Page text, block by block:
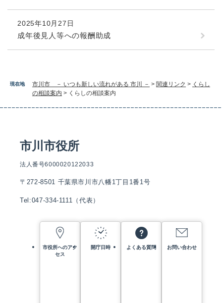
現在地 市川市 － いつも新しい流れがある 市川 － > 関連リンク > くらし
の相談案内 > くらしの相談案内
2025年10月27日
成年後見人等への報酬助成
市川市役所
法人番号6000020122033
〒272-8501 千葉県市川市八幡1丁目1番1号
Tel:047-334-1111（代表）
市役所へのアク
セス
開庁日時 よくある質問 お問い合わせ